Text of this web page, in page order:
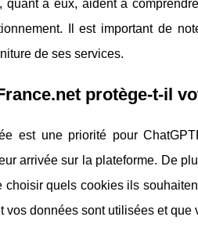
quant à eux, aident à
Il est important de
de ses services.
protège-t-il
est une priorité pour
arrivée sur la plateforme. De
choisir quels cookies ils
vos données sont utilisées et